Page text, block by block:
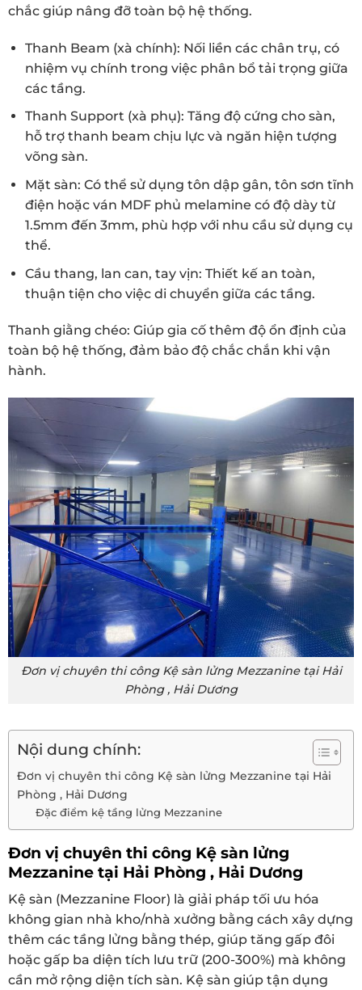
chắc giúp nâng đỡ toàn bộ hệ thống.
Thanh Beam (xà chính): Nối liền các chân trụ, có
nhiệm vụ chính trong việc phân bổ tải trọng giữa
các tầng.
Thanh Support (xà phụ): Tăng độ cứng cho sàn,
hỗ trợ thanh beam chịu lực và ngăn hiện tượng
võng sàn.
Mặt sàn: Có thể sử dụng tôn dập gân, tôn sơn tĩnh
điện hoặc ván MDF phủ melamine có độ dày từ
1.5mm đến 3mm, phù hợp với nhu cầu sử dụng cụ
thể.
Cầu thang, lan can, tay vịn: Thiết kế an toàn,
thuận tiện cho việc di chuyển giữa các tầng.
Thanh giằng chéo: Giúp gia cố thêm độ ổn định của
toàn bộ hệ thống, đảm bảo độ chắc chắn khi vận
hành.
Đơn vị chuyên thi công Kệ sàn lửng Mezzanine tại Hải
Phòng , Hải Dương
Nội dung chính:
Đơn vị chuyên thi công Kệ sàn lửng Mezzanine tại Hải
Phòng , Hải Dương
Đặc điểm kệ tầng lửng Mezzanine
Đơn vị chuyên thi công Kệ sàn lửng
Mezzanine tại Hải Phòng , Hải Dương
Kệ sàn (Mezzanine Floor) là giải pháp tối ưu hóa
không gian nhà kho/nhà xưởng bằng cách xây dựng
thêm các tầng lửng bằng thép, giúp tăng gấp đôi
hoặc gấp ba diện tích lưu trữ (200-300%) mà không
cần mở rộng diện tích sàn. Kệ sàn giúp tận dụng